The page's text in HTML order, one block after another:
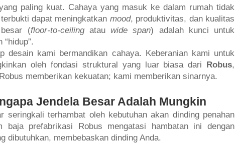
paling kuat. Cahaya yang masuk ke dalam rumah tidak
dapat meningkatkan mood, produktivitas, dan kualitas
(floor-to-ceilingatau wide span) adalah kunci untuk
desain kami bermandikan cahaya. Keberanian kami untuk
oleh fondasi struktural yang luar biasa dari Robus,
memberikan kekuatan; kami memberikan sinarnya.
Jendela Besar Adalah Mungkin
seringkali terhambat oleh kebutuhan akan dinding penahan
prefabrikasi Robus mengatasi hambatan ini dengan
dibutuhkan, membebaskan dinding Anda.